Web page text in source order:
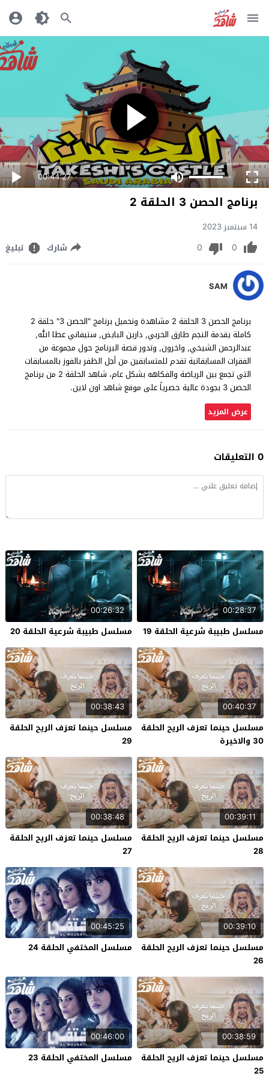
00:44:27
برنامج الحصن 3 الحلقة 2
14 سبتمبر 2023
0
0 شارك تبليغ
SAM
برنامج الحصن 3 الحلقة 2 مشاهدة وتحميل برنامج "الحصن 3" حلقة 2
كاملة يقدمة النجم طارق الحربي, دارين البايض, ستيفاني عطا الله,
عبدالرحمن الشيخي, واخرون, وتدور قصة البرنامج حول مجموعة من
الفقرات المسابقاتية تقدم للمتسابقين من أجل الظفر بالفوز بالمسابقات
التي تجمع بين الرياضة والفكاهه بشكل عام، شاهد الحلقة 2 من برنامج
الحصن 3 بجودة عالية حصرياً على موقع شاهد اون لاين.
عرض المزيد
0 التعليقات
00:28:37
مسلسل طبيبة شرعية الحلقة 19
00:26:32
مسلسل طبيبة شرعية الحلقة 20
00:40:37
مسلسل حينما تعزف الريح الحلقة
30 والاخيرة
00:38:43
مسلسل حينما تعزف الريح الحلقة
29
00:39:11
مسلسل حينما تعزف الريح الحلقة
28
00:38:48
مسلسل حينما تعزف الريح الحلقة
27
00:39:10
مسلسل حينما تعزف الريح الحلقة
26
00:45:25
مسلسل المختفي الحلقة 24
00:38:59
مسلسل حينما تعزف الريح الحلقة
25
00:46:00
مسلسل المختفي الحلقة 23